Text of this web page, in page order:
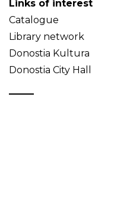
Links of interest
Catalogue
Library network
Donostia Kultura
Donostia City Hall